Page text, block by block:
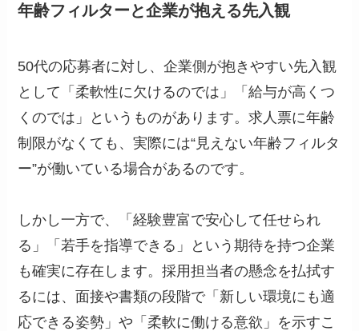
年齢フィルターと企業が抱える先入観
50代の応募者に対し、企業側が抱きやすい先入観
として「柔軟性に欠けるのでは」「給与が高くつ
くのでは」というものがあります。求人票に年齢
制限がなくても、実際には“見えない年齢フィルタ
ー”が働いている場合があるのです。
しかし一方で、「経験豊富で安心して任せられ
る」「若手を指導できる」という期待を持つ企業
も確実に存在します。採用担当者の懸念を払拭す
るには、面接や書類の段階で「新しい環境にも適
応できる姿勢」や「柔軟に働ける意欲」を示すこ